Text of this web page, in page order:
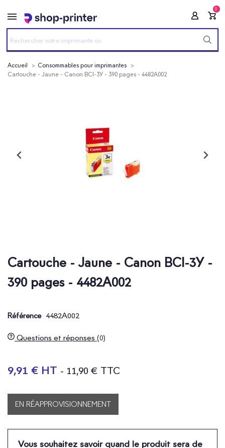
0
Accueil
Consommables pour imprimantes
Cartouche - Jaune - Canon BCI-3Y - 390 pages - 4482A002
Cartouche - Jaune - Canon BCI-3Y -
390 pages - 4482A002
Référence 4482A002
Questions et réponses (0)
9,91 € HT - 11,90 € TTC
EN RÉAPPROVISIONNEMENT
Vous souhaitez savoir quand le produit sera de